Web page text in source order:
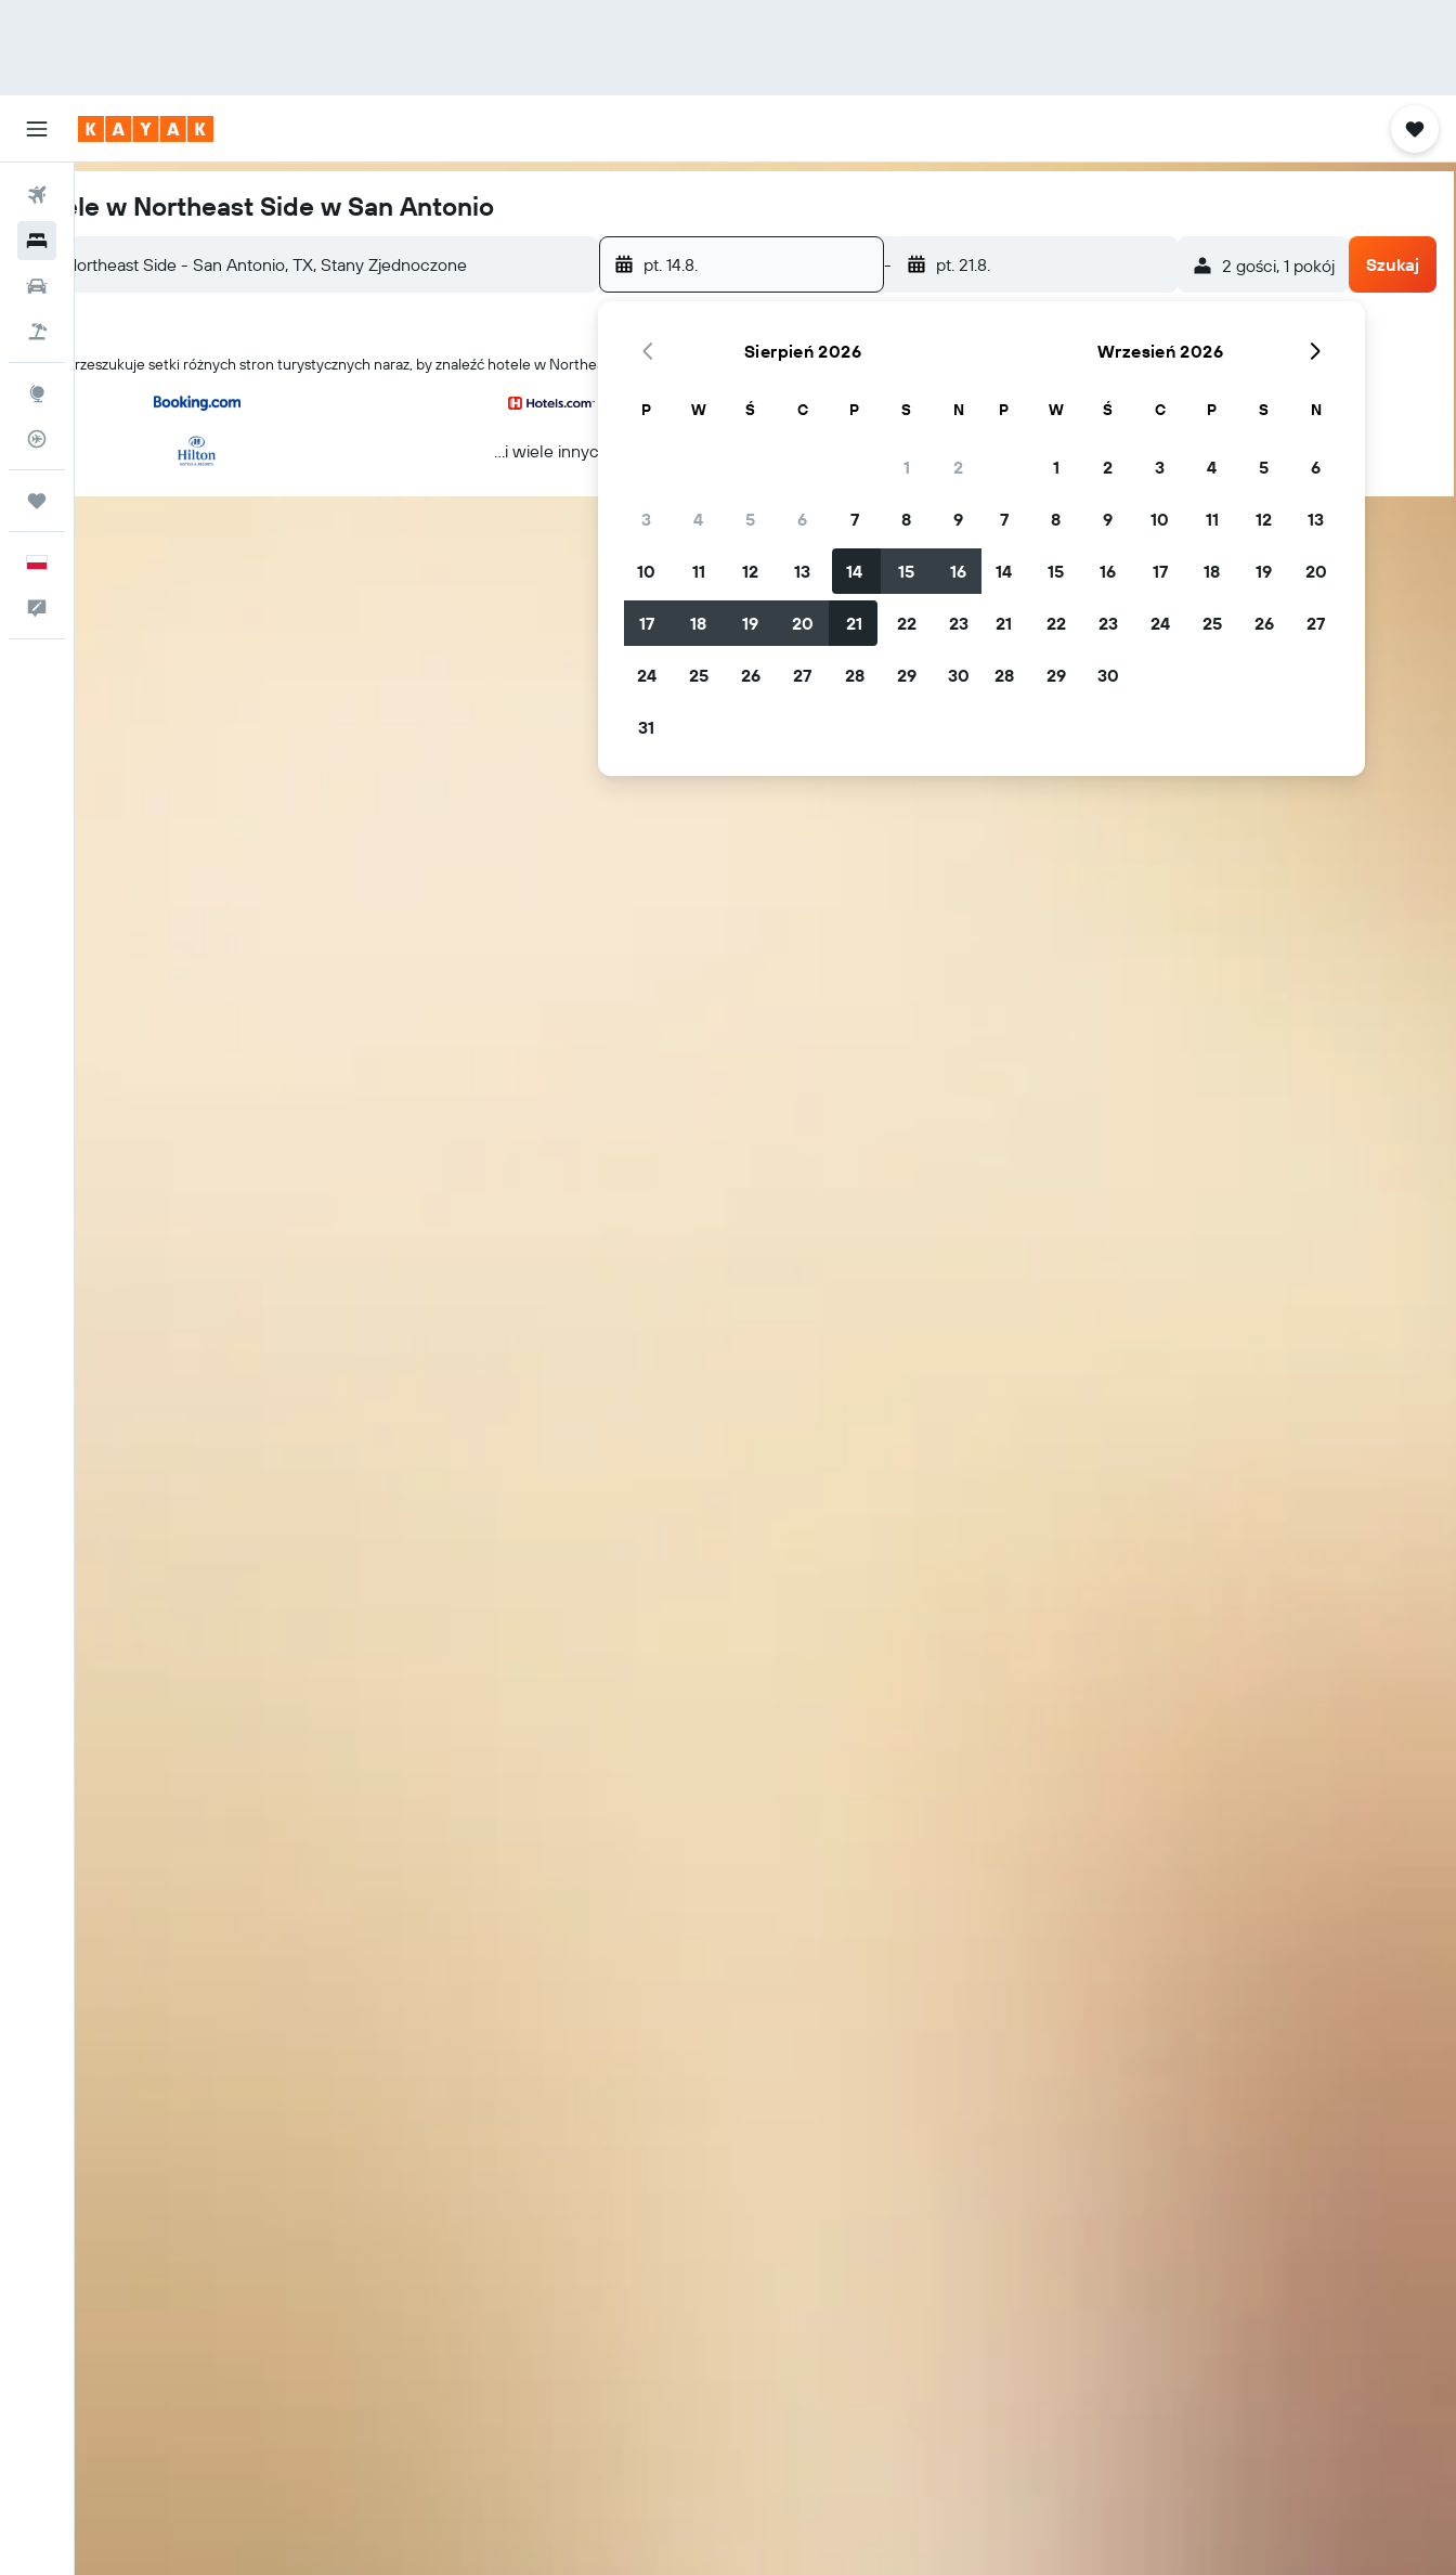
Loty
Trips
Hotele w Northeast Side w San Antonio
pt. 14.8. - pt. 21.8. 2 gości, 1 pokój Szukaj
KAYAK przeszukuje setki różnych stron turystycznych naraz, by znaleźć hotele w Northeast Side
...i wiele innych
Sierpień 2026
P W Ś C P S N
1 2
3 4 5 6 7 8 9
10 11 12 13 14 15 16
17 18 19 20 21 22 23
24 25 26 27 28 29 30
31
Wrzesień 2026
P W Ś C P S N
1 2 3 4 5 6
7 8 9 10 11 12 13
14 15 16 17 18 19 20
21 22 23 24 25 26 27
28 29 30